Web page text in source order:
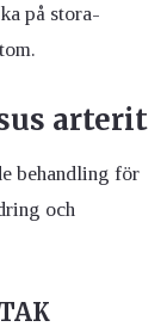
på stora-
arterit
behandling för
och